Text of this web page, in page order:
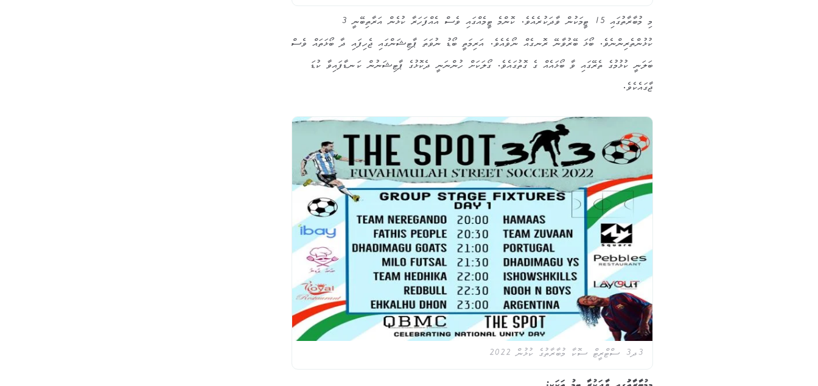
މި މުބާރާތުގައި 15 ޓީމަކުން ވާދަކުރެއެވެ. ކޮންމެ ޓީމެއްގައި ވެސް އެއްފަހަރާ ކުޅެން އަރާތިބޭނީ 3
ކުޅުންތެރިންނެވެ. ބޯޅަ ބޭރުވާނޭ ރޮނގެއް ނޯވެއެވެ. އަރިމަތީ ބޯޑު ނުވަތަ ޕާޓިޝަންގައި ޖެހިފައި ދާ ބޯޅަތައް ވެސް
ބަލަނީ ކުޅުމުގެ ތެރޭގައި ވާ ބޯޅައެއް ގެ ގޮތުގައެވެ. ގޯލަކަށް ހުންނަނީ ދެކޮޅުގެ ޕާޓިޝަނުން ކަނޑާފައިވާ ކުޑަ
ޖާގައެކެވެ.
3ދ3 ސްޓްރީޓް ސޮކާ މުބާރާތުގެ ކުޅުން 2022